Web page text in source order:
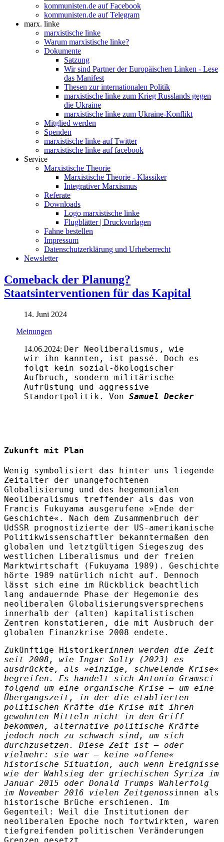
kommunisten.de auf Facebook
kommunisten.de auf Telegram
marx. linke
marxistische linke
Warum marxistische linke?
Dokumente
Satzung
Wir sind Partner der Europäischen Linken - Lese
das Manifest
Thesen zur internationalen Politik
marxistische linke zum Krieg Russlands gegen
die Ukraine
marxistische linke zum Ukraine-Konflikt
Mitglied werden
Spenden
marxistische linke auf Twitter
marxistische linke auf facebook
Service
Marxistische Theorie
Marxistische Theorie - Klassiker
Integrativer Marxismus
Referate
Downloads
Logo marxistische linke
Flugblätter | Druckvorlagen
Fahne bestellen
Impressum
Datenschutzerklärung und Urheberrecht
Newsletter
Comeback der Planung?
Staatsinterventionen für das Kapital
14. Juni 2024
Meinungen
14.06.2024: Der Neoliberalismus, wie
wir ihn kannten, ist passé. Doch es
folgt kein sozial-ökologischer
Aufbruch, sondern militärische
Aufrüstung und aggressive
Standortpolitik. Von Samuel Decker
Zukunft mit Plan
Wenig symbolisiert das hinter uns liegende
Zeitalter der unangefochtenen
Globalisierung und des hegemonialen
Neoliberalismus treffender als das von
Francis Fukuyama ausgerufene »Ende der
Geschichte«. Nach dem Zusammenbruch der
UdSSR prognostizierte der US-amerikanische
Politikwissenschaftler bekanntermaßen den
globalen und letztgültigen Siegeszug des
westlichen Liberalismus und der freien
Marktwirtschaft (Fukuyama 1989). Geschichte
hörte 1989 natürlich nicht auf. Dennoch
lässt sich eine im Rückblick beachtlich
lang andauernde Phase der Hegemonie des
neoliberalen Globalisierungsversprechens
innerhalb der (alten) kapitalistischen
Zentren konstatieren, die mit Ausbruch der
globalen Finanzkrise 2008 endete.
Zukünftige Historikerinnen werden die Zeit
seit 2008, wie Ingar Solty (2023) es
ausdrückte, als »einzige, schwelende Krise«
begreifen. Es handelt sich Antonio Gramsci
folgend um eine organische Krise – um eine
Übergangszeit, in der die etablierten
politischen Kräfte die Krise mit ihren
gewohnten Mitteln nicht in den Griff
bekommen, alternative politische Kräfte
jedoch noch zu schwach sind, um sich
durchzusetzen. Diese Zeit ist – oder
vielmehr: sie war – keine »offene«
historische Situation, auch wenn Ereignisse
wie der Wahlsieg der griechischen Syriza im
Januar 2015 oder Donald Trumps Wahlerfolg
im November 2016 vielen Zeitgenossinnen als
historische Brüche erschienen. Im
Gegenteil: Weil die Institutionen der
neoliberalen Epoche noch fortwirkten, waren
tiefgreifenden politischen Veränderungen